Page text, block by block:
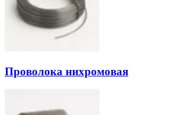
Проволока нихромовая